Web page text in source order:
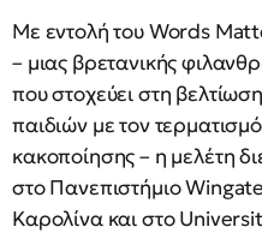
Με εντολή του Words
– μιας βρετανικής
που στοχεύει στη
παιδιών με τον τερματισμό
κακοποίησης – η μελέτη
στο Πανεπιστήμιο
Καρολίνα και στο